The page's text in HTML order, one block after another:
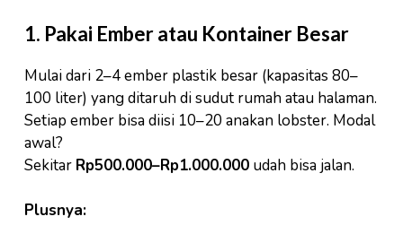
1. Pakai Ember atau Kontainer Besar
Mulai dari 2–4 ember plastik besar (kapasitas 80–
100 liter) yang ditaruh di sudut rumah atau halaman.
Setiap ember bisa diisi 10–20 anakan lobster. Modal
awal?
Sekitar Rp500.000–Rp1.000.000 udah bisa jalan.
Plusnya: